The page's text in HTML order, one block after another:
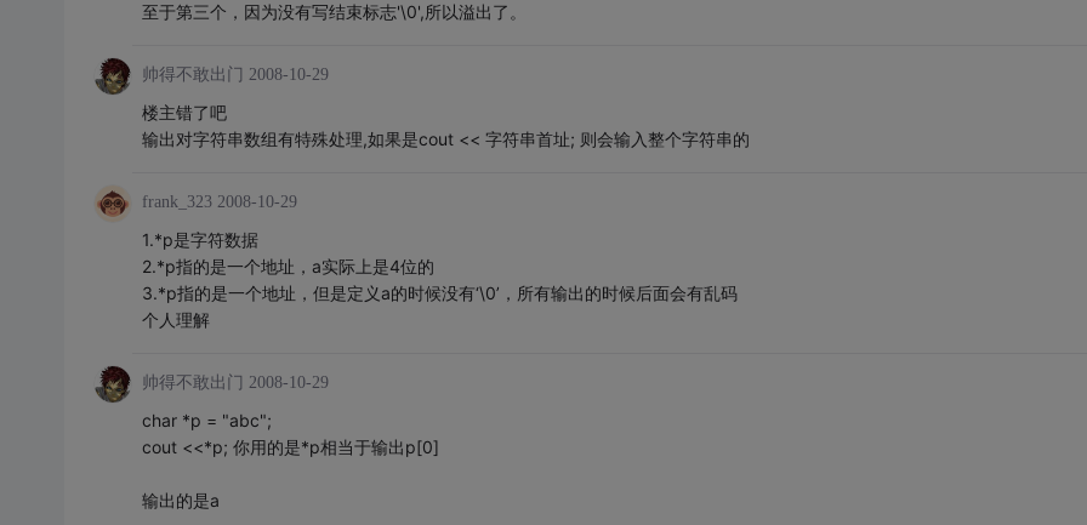
至于第三个，因为没有写结束标志'\0',所以溢出了。
帅得不敢出门 2008-10-29
楼主错了吧
输出对字符串数组有特殊处理,如果是cout << 字符串首址; 则会输入整个字符串的
frank_323 2008-10-29
1.*p是字符数据
2.*p指的是一个地址，a实际上是4位的
3.*p指的是一个地址，但是定义a的时候没有‘\0’，所有输出的时候后面会有乱码
个人理解
帅得不敢出门 2008-10-29
char *p = "abc";
cout <<*p; 你用的是*p相当于输出p[0]
输出的是a